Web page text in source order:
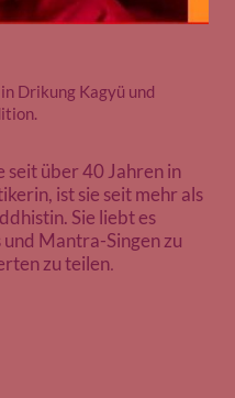
Drikung Kagyü und
seit über 40 Jahren in
ist sie seit mehr als
Sie liebt es
Mantra-Singen zu
zu teilen.